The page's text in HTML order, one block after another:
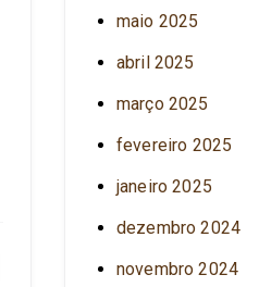
maio 2025
abril 2025
março 2025
fevereiro 2025
janeiro 2025
dezembro 2024
novembro 2024